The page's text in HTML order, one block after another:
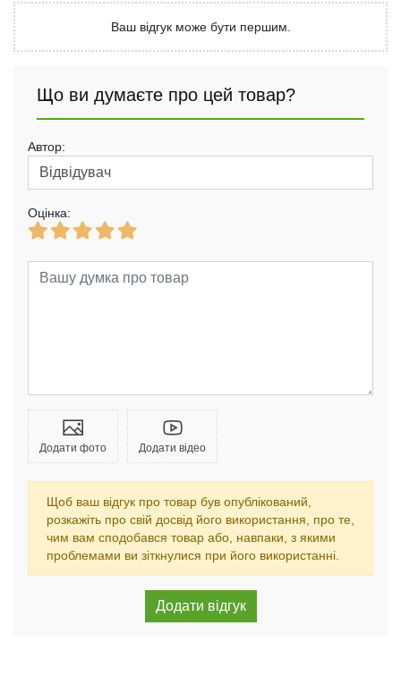
Ваш відгук може бути першим.
Що ви думаєте про цей товар?
Автор:
Оцінка:
Додати фото Додати відео
Щоб ваш відгук про товар був опублікований,
розкажіть про свій досвід його використання, про те,
чим вам сподобався товар або, навпаки, з якими
проблемами ви зіткнулися при його використанні.